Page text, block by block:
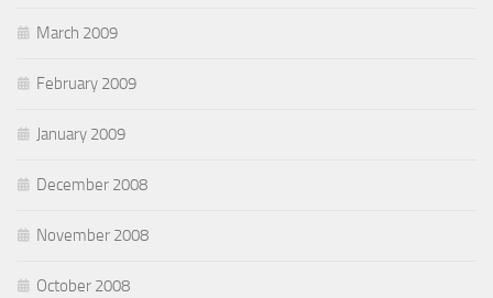
March 2009
February 2009
January 2009
December 2008
November 2008
October 2008